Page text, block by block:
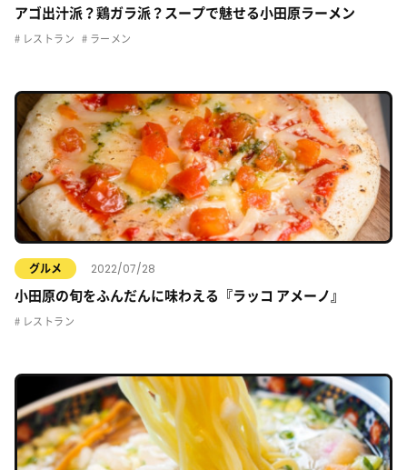
アゴ出汁派？鶏ガラ派？スープで魅せる小田原ラーメン
レストラン ラーメン
グルメ 2022/07/28
小田原の旬をふんだんに味わえる『ラッコ アメーノ』
レストラン